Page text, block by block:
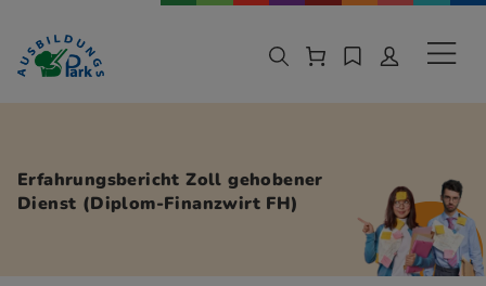
Zur Navigation springen
Zu den Hauptinhalten springen
Erfahrungsbericht Zoll gehobener
Dienst (Diplom-Finanzwirt FH)